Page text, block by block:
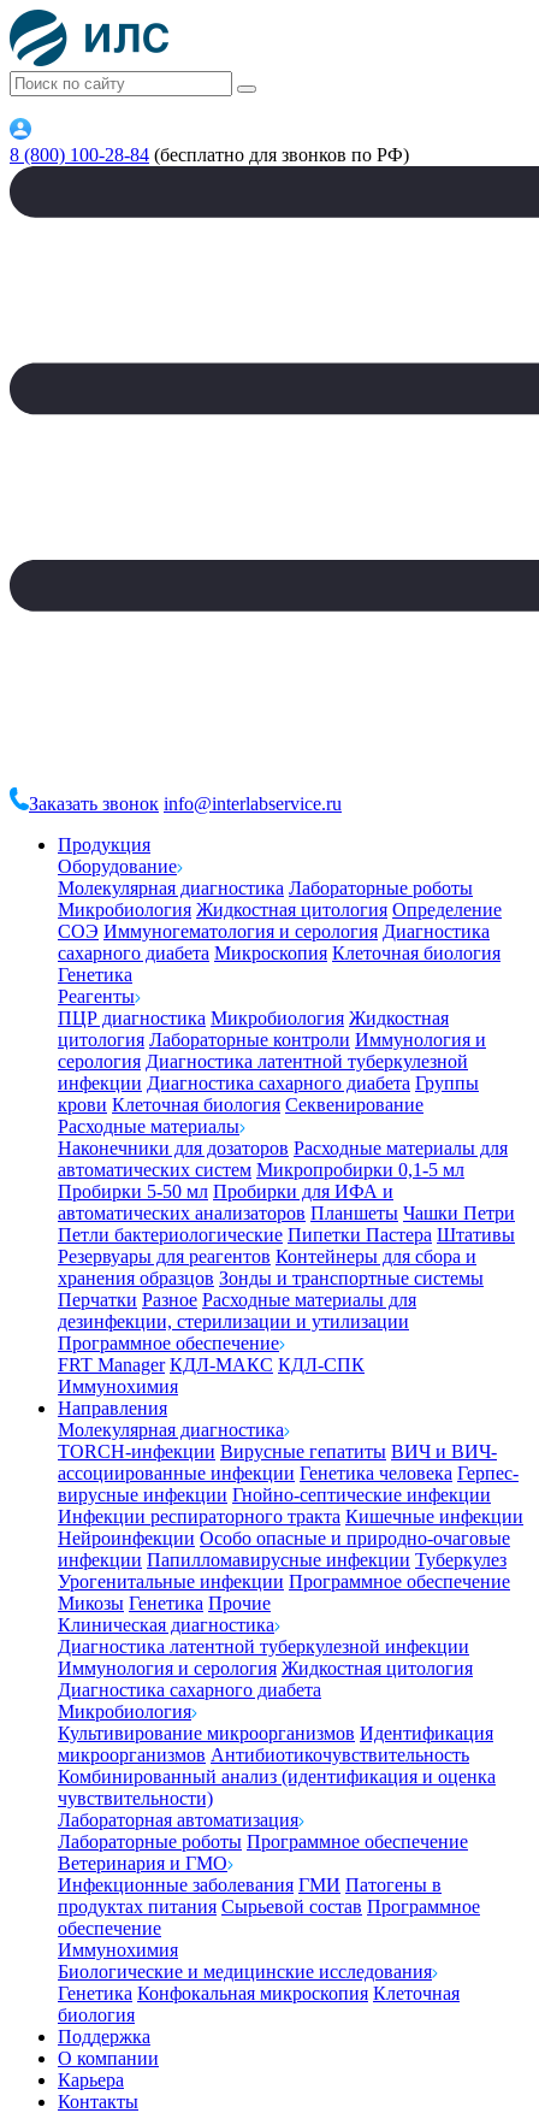
8 (800) 100-28-84 (бесплатно для звонков по РФ)
Заказать звонок info@interlabservice.ru
Продукция
Оборудование
Молекулярная диагностика Лабораторные роботы
Микробиология Жидкостная цитология Определение
СОЭ Иммуногематология и серология Диагностика
сахарного диабета Микроскопия Клеточная биология
Генетика
Реагенты
ПЦР диагностика Микробиология Жидкостная
цитология Лабораторные контроли Иммунология и
серология Диагностика латентной туберкулезной
инфекции Диагностика сахарного диабета Группы
крови Клеточная биология Секвенирование
Расходные материалы
Наконечники для дозаторов Расходные материалы для
автоматических систем Микропробирки 0,1-5 мл
Пробирки 5-50 мл Пробирки для ИФА и
автоматических анализаторов Планшеты Чашки Петри
Петли бактериологические Пипетки Пастера Штативы
Резервуары для реагентов Контейнеры для сбора и
хранения образцов Зонды и транспортные системы
Перчатки Разное Расходные материалы для
дезинфекции, стерилизации и утилизации
Программное обеспечение
FRT Manager КДЛ-МАКС КДЛ-СПК
Иммунохимия
Направления
Молекулярная диагностика
TORCH-инфекции Вирусные гепатиты ВИЧ и ВИЧ-
ассоциированные инфекции Генетика человека Герпес-
вирусные инфекции Гнойно-септические инфекции
Инфекции респираторного тракта Кишечные инфекции
Нейроинфекции Особо опасные и природно-очаговые
инфекции Папилломавирусные инфекции Туберкулез
Урогенитальные инфекции Программное обеспечение
Микозы Генетика Прочие
Клиническая диагностика
Диагностика латентной туберкулезной инфекции
Иммунология и серология Жидкостная цитология
Диагностика сахарного диабета
Микробиология
Культивирование микроорганизмов Идентификация
микроорганизмов Антибиотикочувствительность
Комбинированный анализ (идентификация и оценка
чувствительности)
Лабораторная автоматизация
Лабораторные роботы Программное обеспечение
Ветеринария и ГМО
Инфекционные заболевания ГМИ Патогены в
продуктах питания Сырьевой состав Программное
обеспечение
Иммунохимия
Биологические и медицинские исследования
Генетика Конфокальная микроскопия Клеточная
биология
Поддержка
О компании
Карьера
Контакты